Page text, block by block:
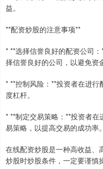
益。
**配资炒股的注意事项**
* **选择信誉良好的配资公司
择信誉良好的公司，以避免资
* **控制风险：**投资者在进
度杠杆。
* **制定交易策略：**投资者
易策略，以提高交易的成功率。
在线配资炒股是一种高收益、
炒股时炒股条件，一定要谨慎